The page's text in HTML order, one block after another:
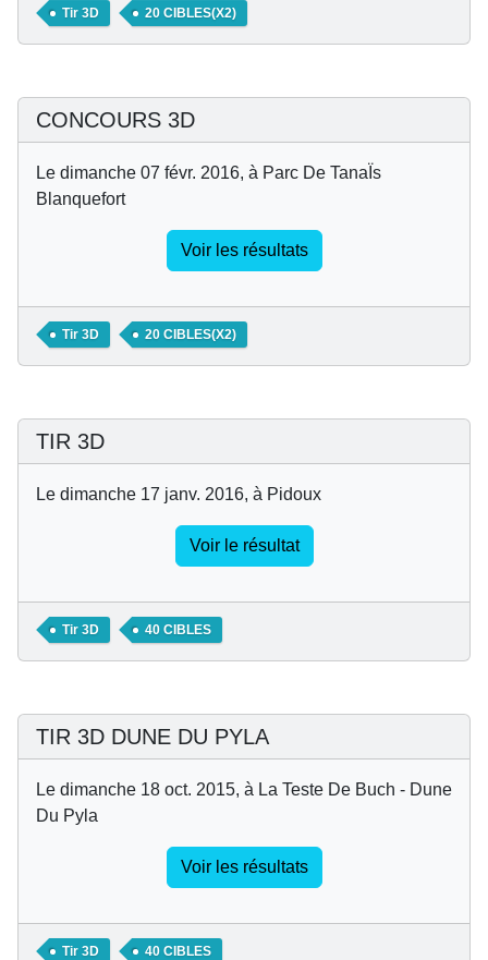
Tir 3D 20 CIBLES(X2)
CONCOURS 3D
Le dimanche 07 févr. 2016, à Parc De TanaÏs
Blanquefort
Voir les résultats
Tir 3D 20 CIBLES(X2)
TIR 3D
Le dimanche 17 janv. 2016, à Pidoux
Voir le résultat
Tir 3D 40 CIBLES
TIR 3D DUNE DU PYLA
Le dimanche 18 oct. 2015, à La Teste De Buch - Dune
Du Pyla
Voir les résultats
Tir 3D 40 CIBLES